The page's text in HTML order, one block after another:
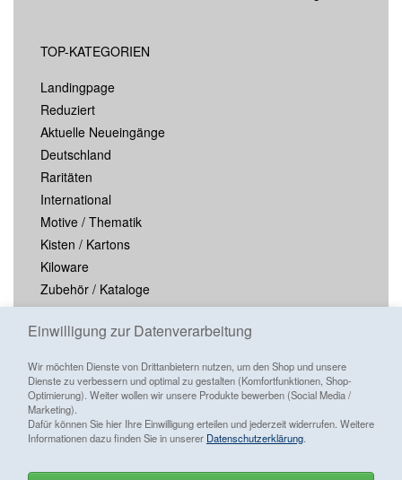
Einwilligung zur Datenverarbeitung
Wir möchten Dienste von Drittanbietern nutzen, um den Shop und unsere
Dienste zu verbessern und optimal zu gestalten (Komfortfunktionen, Shop-
Optimierung). Weiter wollen wir unsere Produkte bewerben (Social Media /
Marketing).
Dafür können Sie hier Ihre Einwilligung erteilen und jederzeit widerrufen. Weitere
Informationen dazu finden Sie in unserer Datenschutzerklärung
TOP-KATEGORIEN
Landingpage
Reduziert
Aktuelle Neueingänge
Deutschland
Raritäten
International
Motive / Thematik
Kisten / Kartons
Kiloware
Zubehör / Kataloge
Blocks / Kleinbogen
Alle Preise inkl. ges. MwSt./ zzgl.